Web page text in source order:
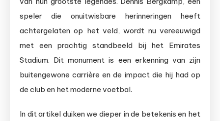
speler die onuitwisbare herinneringen heeft
achtergelaten op het veld, wordt nu vereeuwigd
met een prachtig standbeeld bij het Emirates
Stadium. Dit monument is een erkenning van zijn
buitengewone carrière en de impact die hij had op
de club en het moderne voetbal.
In dit artikel duiken we dieper in de betekenis en het